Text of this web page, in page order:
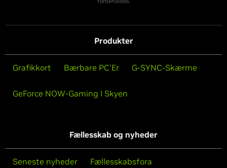
Produkter
Grafikkort Bærbare PC'Er G-SYNC-Skærme
GeForce NOW-Gaming I Skyen
Fællesskab og nyheder
Seneste nyheder Fællesskabsfora